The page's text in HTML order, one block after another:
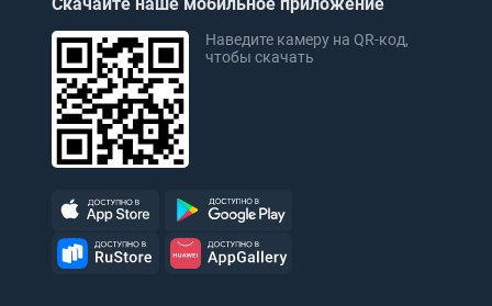
Наведите камеру на QR-код,
чтобы скачать